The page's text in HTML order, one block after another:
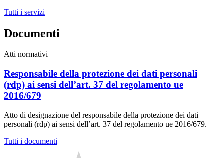
Tutti i servizi
Documenti
Atti normativi
Responsabile della protezione dei dati personali
(rdp) ai sensi dell’art. 37 del regolamento ue
2016/679
Atto di designazione del responsabile della protezione dei dati
personali (rdp) ai sensi dell’art. 37 del regolamento ue 2016/679.
Tutti i documenti